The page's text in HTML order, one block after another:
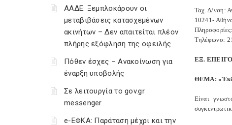
ΑΑΔΕ: Ξεμπλοκάρουν οι
μεταβιβάσεις κατασχεμένων
ακινήτων – Δεν απαιτείται πλέον
πλήρης εξόφληση της οφειλής
Πόθεν έσχες – Ανακοίνωση για
έναρξη υποβολής
Σε λειτουργία το gov.gr
messenger
e-ΕΦΚΑ: Παράταση μέχρι και την
Ταχ. Δ/νση:
10241-
Τηλέφωνο:
ΕΞ.
ΘΕΜΑ:
Είναι